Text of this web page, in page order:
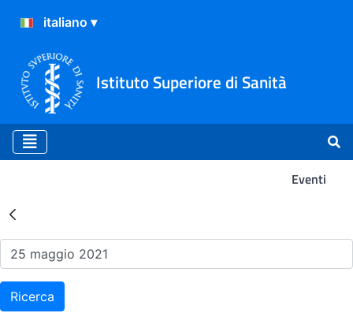
Istituto Superiore di Sanità
Eventi
Risultati della Ricerca -
Ricerca